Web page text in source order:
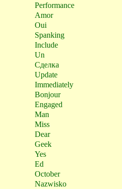
Performance
Amor
Oui
Spanking
Include
Un
Сделка
Update
Immediately
Bonjour
Engaged
Man
Miss
Dear
Geek
Yes
Ed
October
Nazwisko